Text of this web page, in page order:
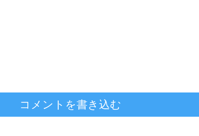
コメントを書き込む